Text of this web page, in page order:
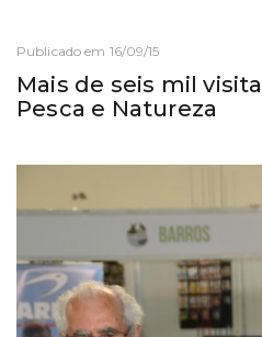
Publicado em 16/09/15
Mais de seis mil
Pesca e Natureza